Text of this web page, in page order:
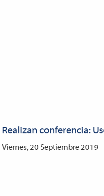
Realizan conferencia:
Viernes, 20 Septiembre 2019